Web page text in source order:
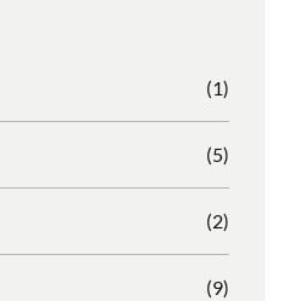
(1)
(5)
(2)
(9)